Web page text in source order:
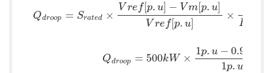
Qdroop = Srated ×
V re f[ p. u] − Vm [p. u
V re f[p. u]
×
D
Qdroop = 500kW ×
1p. u − 0.92
1p. u
re m[ u] Vre u]×1 Dr oo pRa